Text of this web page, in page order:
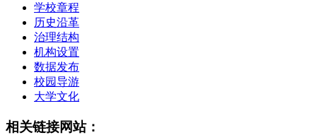
学校章程
历史沿革
治理结构
机构设置
数据发布
校园导游
大学文化
相关链接网站：